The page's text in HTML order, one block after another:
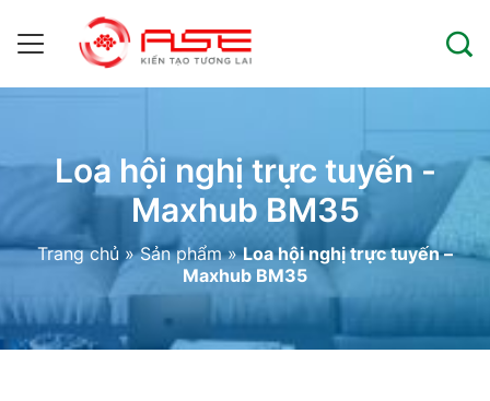
Loa hội nghị trực tuyến -
Maxhub BM35
Trang chủ »Sản phẩm»Loa hội nghị trực tuyến –
Maxhub BM35